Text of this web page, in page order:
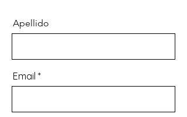
Apellido
Email